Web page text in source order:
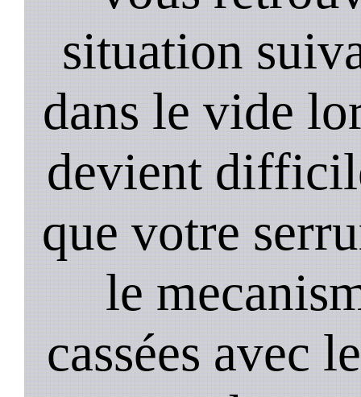
situation
dans le vide
devient
que votre
le
cassées avec